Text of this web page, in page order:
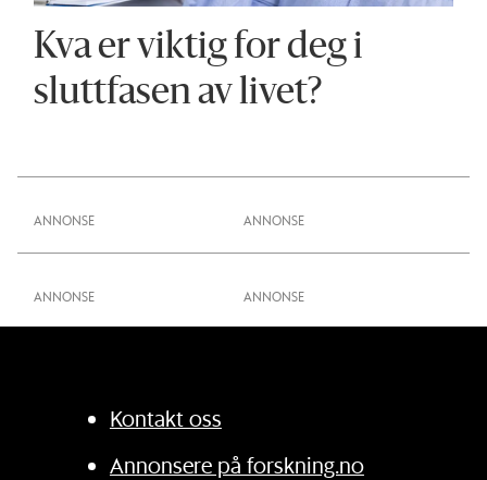
Kva er viktig for deg i
sluttfasen av livet?
ANNONSE
ANNONSE
Kontakt oss
Annonsere på forskning.no